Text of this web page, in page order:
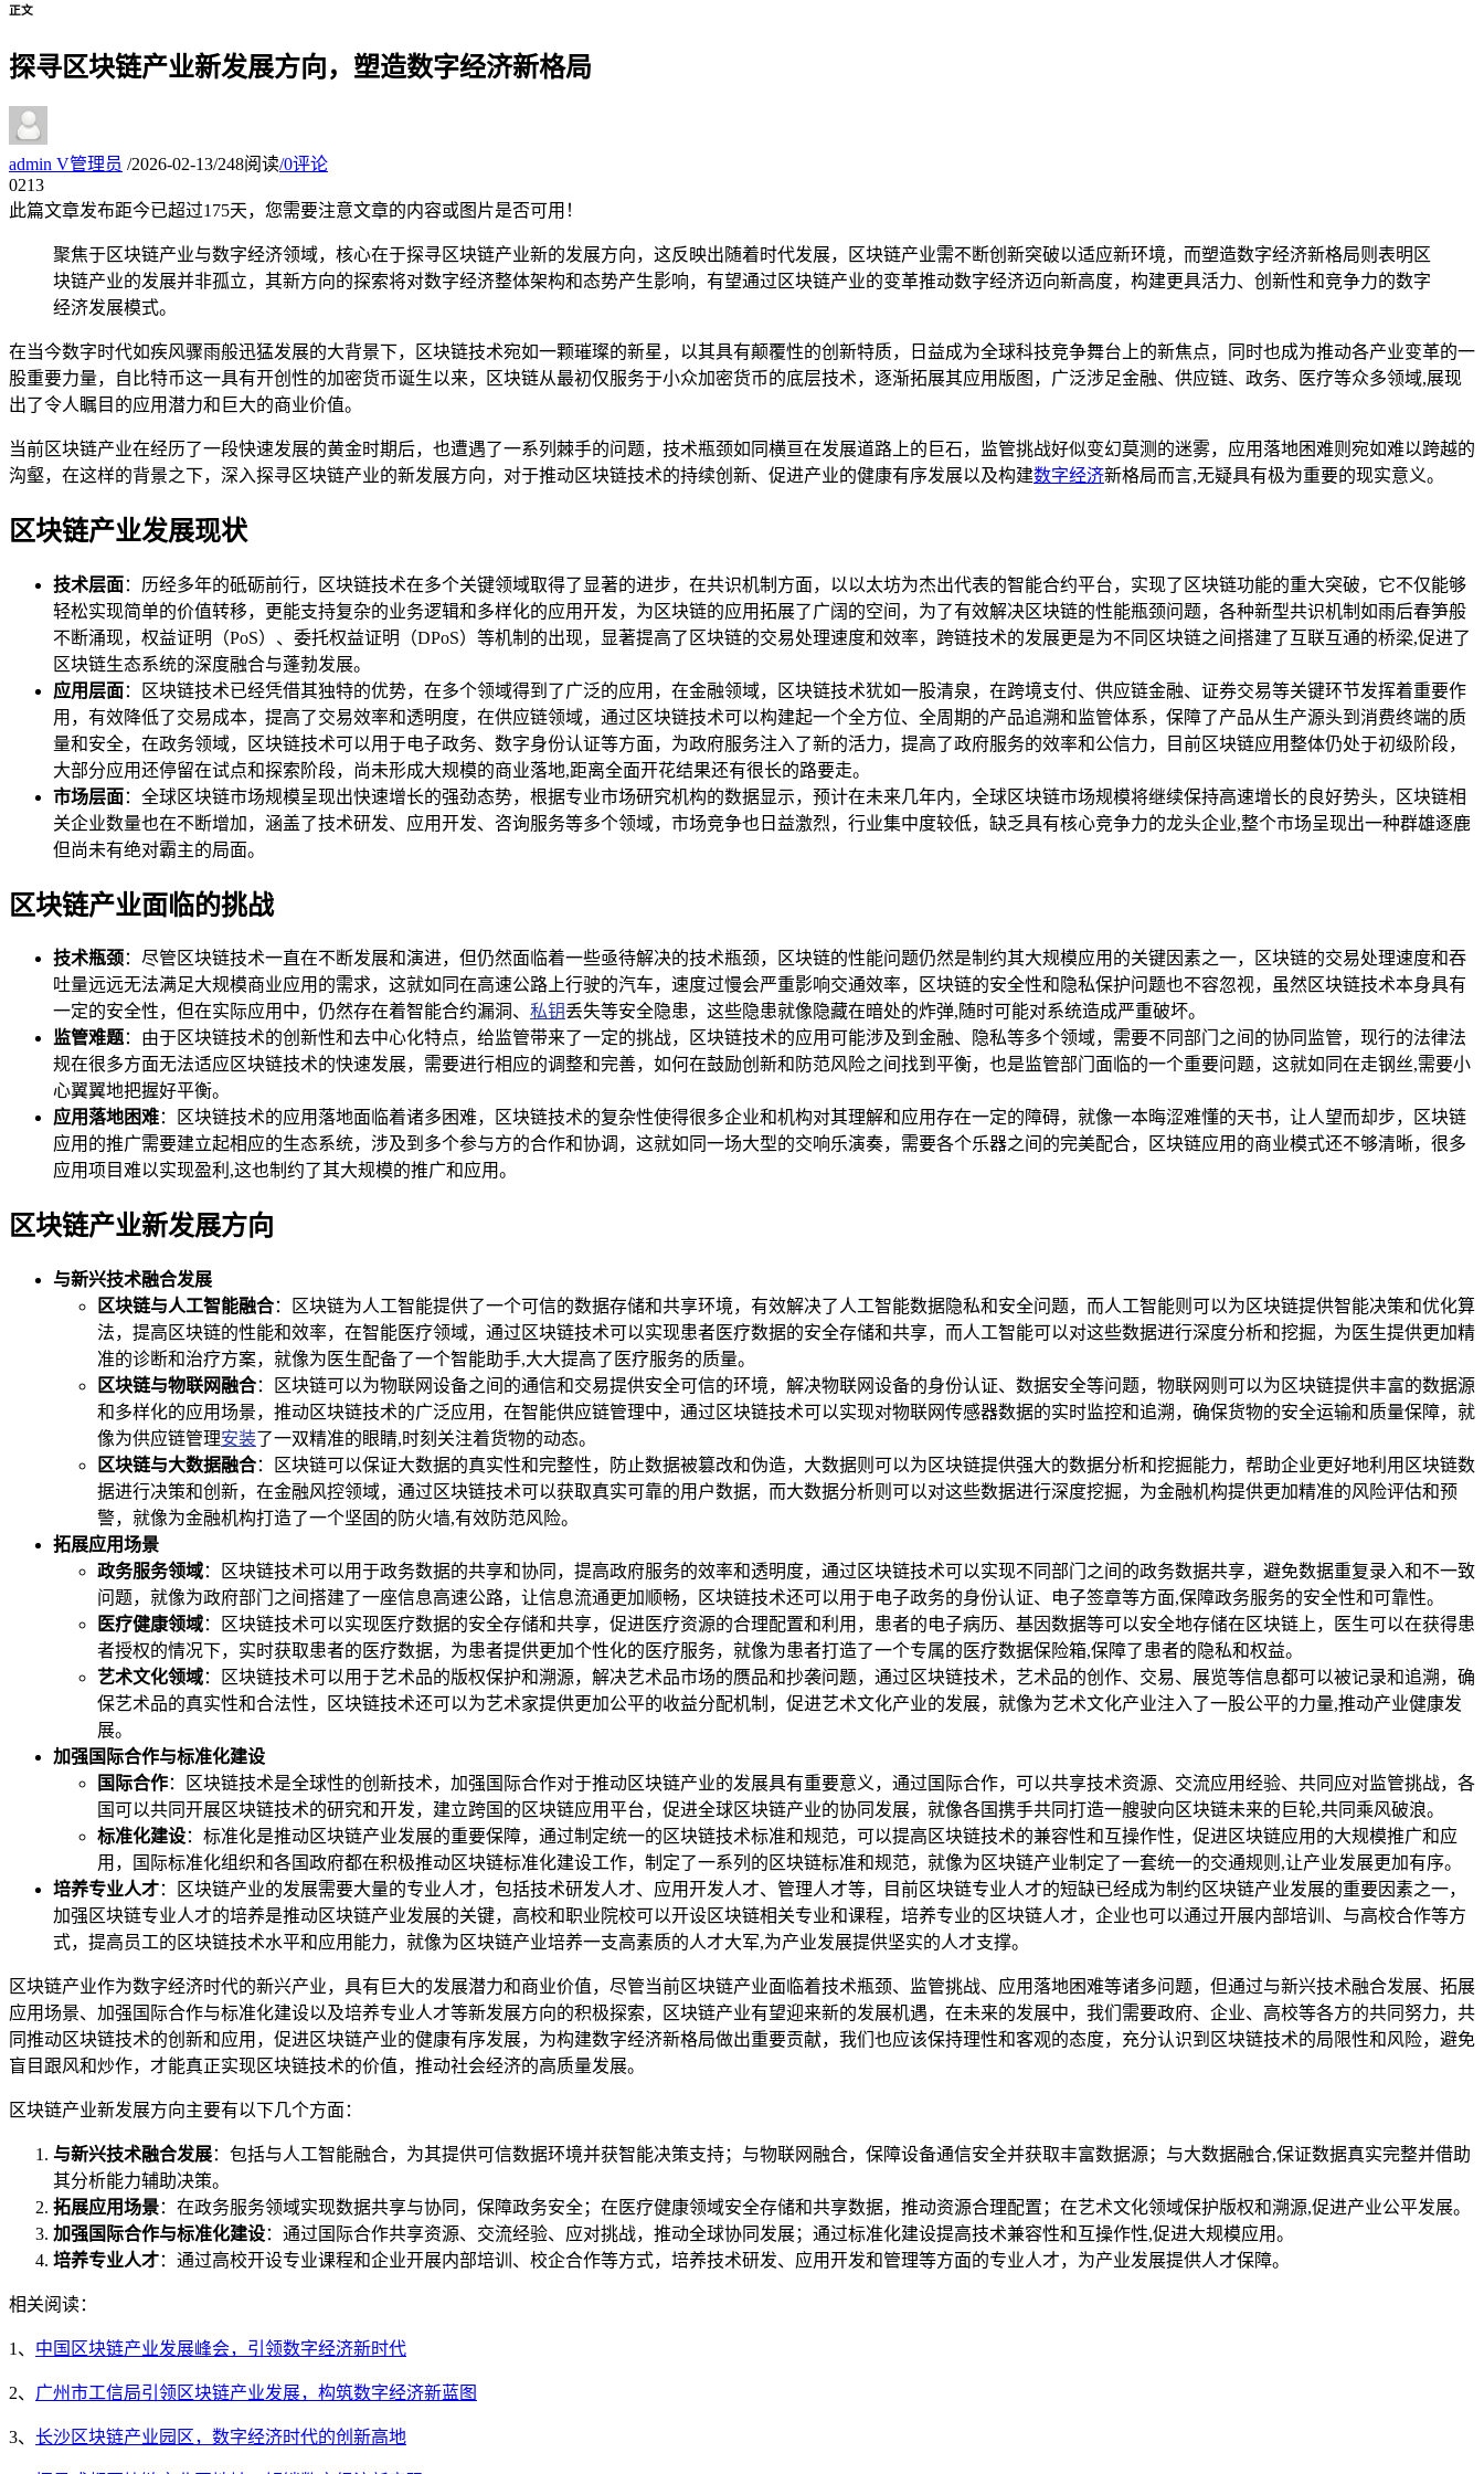
正文
探寻区块链产业新发展方向，塑造数字经济新格局
admin V管理员 /2026-02-13/248阅读/0评论
0213
此篇文章发布距今已超过175天，您需要注意文章的内容或图片是否可用！
聚焦于区块链产业与数字经济领域，核心在于探寻区块链产业新的发展方向，这反映出随着时代发展，区块链产业需不断创新突破以适应新环境，而塑造数字经济新格局则表明区
块链产业的发展并非孤立，其新方向的探索将对数字经济整体架构和态势产生影响，有望通过区块链产业的变革推动数字经济迈向新高度，构建更具活力、创新性和竞争力的数字
经济发展模式。
在当今数字时代如疾风骤雨般迅猛发展的大背景下，区块链技术宛如一颗璀璨的新星，以其具有颠覆性的创新特质，日益成为全球科技竞争舞台上的新焦点，同时也成为推动各产业变革的一
股重要力量，自比特币这一具有开创性的加密货币诞生以来，区块链从最初仅服务于小众加密货币的底层技术，逐渐拓展其应用版图，广泛涉足金融、供应链、政务、医疗等众多领域,展现
出了令人瞩目的应用潜力和巨大的商业价值。
当前区块链产业在经历了一段快速发展的黄金时期后，也遭遇了一系列棘手的问题，技术瓶颈如同横亘在发展道路上的巨石，监管挑战好似变幻莫测的迷雾，应用落地困难则宛如难以跨越的
沟壑，在这样的背景之下，深入探寻区块链产业的新发展方向，对于推动区块链技术的持续创新、促进产业的健康有序发展以及构建数字经济新格局而言,无疑具有极为重要的现实意义。
区块链产业发展现状
技术层面：历经多年的砥砺前行，区块链技术在多个关键领域取得了显著的进步，在共识机制方面，以以太坊为杰出代表的智能合约平台，实现了区块链功能的重大突破，它不仅能够
轻松实现简单的价值转移，更能支持复杂的业务逻辑和多样化的应用开发，为区块链的应用拓展了广阔的空间，为了有效解决区块链的性能瓶颈问题，各种新型共识机制如雨后春笋般
不断涌现，权益证明（PoS）、委托权益证明（DPoS）等机制的出现，显著提高了区块链的交易处理速度和效率，跨链技术的发展更是为不同区块链之间搭建了互联互通的桥梁,促进了
区块链生态系统的深度融合与蓬勃发展。
应用层面：区块链技术已经凭借其独特的优势，在多个领域得到了广泛的应用，在金融领域，区块链技术犹如一股清泉，在跨境支付、供应链金融、证券交易等关键环节发挥着重要作
用，有效降低了交易成本，提高了交易效率和透明度，在供应链领域，通过区块链技术可以构建起一个全方位、全周期的产品追溯和监管体系，保障了产品从生产源头到消费终端的质
量和安全，在政务领域，区块链技术可以用于电子政务、数字身份认证等方面，为政府服务注入了新的活力，提高了政府服务的效率和公信力，目前区块链应用整体仍处于初级阶段，
大部分应用还停留在试点和探索阶段，尚未形成大规模的商业落地,距离全面开花结果还有很长的路要走。
市场层面：全球区块链市场规模呈现出快速增长的强劲态势，根据专业市场研究机构的数据显示，预计在未来几年内，全球区块链市场规模将继续保持高速增长的良好势头，区块链相
关企业数量也在不断增加，涵盖了技术研发、应用开发、咨询服务等多个领域，市场竞争也日益激烈，行业集中度较低，缺乏具有核心竞争力的龙头企业,整个市场呈现出一种群雄逐鹿
但尚未有绝对霸主的局面。
区块链产业面临的挑战
技术瓶颈：尽管区块链技术一直在不断发展和演进，但仍然面临着一些亟待解决的技术瓶颈，区块链的性能问题仍然是制约其大规模应用的关键因素之一，区块链的交易处理速度和吞
吐量远远无法满足大规模商业应用的需求，这就如同在高速公路上行驶的汽车，速度过慢会严重影响交通效率，区块链的安全性和隐私保护问题也不容忽视，虽然区块链技术本身具有
一定的安全性，但在实际应用中，仍然存在着智能合约漏洞、 私钥丢失等安全隐患，这些隐患就像隐藏在暗处的炸弹,随时可能对系统造成严重破坏。
监管难题：由于区块链技术的创新性和去中心化特点，给监管带来了一定的挑战，区块链技术的应用可能涉及到金融、隐私等多个领域，需要不同部门之间的协同监管，现行的法律法
规在很多方面无法适应区块链技术的快速发展，需要进行相应的调整和完善，如何在鼓励创新和防范风险之间找到平衡，也是监管部门面临的一个重要问题，这就如同在走钢丝,需要小
心翼翼地把握好平衡。
应用落地困难：区块链技术的应用落地面临着诸多困难，区块链技术的复杂性使得很多企业和机构对其理解和应用存在一定的障碍，就像一本晦涩难懂的天书，让人望而却步，区块链
应用的推广需要建立起相应的生态系统，涉及到多个参与方的合作和协调，这就如同一场大型的交响乐演奏，需要各个乐器之间的完美配合，区块链应用的商业模式还不够清晰，很多
应用项目难以实现盈利,这也制约了其大规模的推广和应用。
区块链产业新发展方向
与新兴技术融合发展
区块链与人工智能融合：区块链为人工智能提供了一个可信的数据存储和共享环境，有效解决了人工智能数据隐私和安全问题，而人工智能则可以为区块链提供智能决策和优化算
法，提高区块链的性能和效率，在智能医疗领域，通过区块链技术可以实现患者医疗数据的安全存储和共享，而人工智能可以对这些数据进行深度分析和挖掘，为医生提供更加精
准的诊断和治疗方案，就像为医生配备了一个智能助手,大大提高了医疗服务的质量。
区块链与物联网融合：区块链可以为物联网设备之间的通信和交易提供安全可信的环境，解决物联网设备的身份认证、数据安全等问题，物联网则可以为区块链提供丰富的数据源
和多样化的应用场景，推动区块链技术的广泛应用，在智能供应链管理中，通过区块链技术可以实现对物联网传感器数据的实时监控和追溯，确保货物的安全运输和质量保障，就
像为供应链管理安装了一双精准的眼睛,时刻关注着货物的动态。
区块链与大数据融合：区块链可以保证大数据的真实性和完整性，防止数据被篡改和伪造，大数据则可以为区块链提供强大的数据分析和挖掘能力，帮助企业更好地利用区块链数
据进行决策和创新，在金融风控领域，通过区块链技术可以获取真实可靠的用户数据，而大数据分析则可以对这些数据进行深度挖掘，为金融机构提供更加精准的风险评估和预
警，就像为金融机构打造了一个坚固的防火墙,有效防范风险。
拓展应用场景
政务服务领域：区块链技术可以用于政务数据的共享和协同，提高政府服务的效率和透明度，通过区块链技术可以实现不同部门之间的政务数据共享，避免数据重复录入和不一致
问题，就像为政府部门之间搭建了一座信息高速公路，让信息流通更加顺畅，区块链技术还可以用于电子政务的身份认证、电子签章等方面,保障政务服务的安全性和可靠性。
医疗健康领域：区块链技术可以实现医疗数据的安全存储和共享，促进医疗资源的合理配置和利用，患者的电子病历、基因数据等可以安全地存储在区块链上，医生可以在获得患
者授权的情况下，实时获取患者的医疗数据，为患者提供更加个性化的医疗服务，就像为患者打造了一个专属的医疗数据保险箱,保障了患者的隐私和权益。
艺术文化领域：区块链技术可以用于艺术品的版权保护和溯源，解决艺术品市场的赝品和抄袭问题，通过区块链技术，艺术品的创作、交易、展览等信息都可以被记录和追溯，确
保艺术品的真实性和合法性，区块链技术还可以为艺术家提供更加公平的收益分配机制，促进艺术文化产业的发展，就像为艺术文化产业注入了一股公平的力量,推动产业健康发
展。
加强国际合作与标准化建设
国际合作：区块链技术是全球性的创新技术，加强国际合作对于推动区块链产业的发展具有重要意义，通过国际合作，可以共享技术资源、交流应用经验、共同应对监管挑战，各
国可以共同开展区块链技术的研究和开发，建立跨国的区块链应用平台，促进全球区块链产业的协同发展，就像各国携手共同打造一艘驶向区块链未来的巨轮,共同乘风破浪。
标准化建设：标准化是推动区块链产业发展的重要保障，通过制定统一的区块链技术标准和规范，可以提高区块链技术的兼容性和互操作性，促进区块链应用的大规模推广和应
用，国际标准化组织和各国政府都在积极推动区块链标准化建设工作，制定了一系列的区块链标准和规范，就像为区块链产业制定了一套统一的交通规则,让产业发展更加有序。
培养专业人才：区块链产业的发展需要大量的专业人才，包括技术研发人才、应用开发人才、管理人才等，目前区块链专业人才的短缺已经成为制约区块链产业发展的重要因素之一，
加强区块链专业人才的培养是推动区块链产业发展的关键，高校和职业院校可以开设区块链相关专业和课程，培养专业的区块链人才，企业也可以通过开展内部培训、与高校合作等方
式，提高员工的区块链技术水平和应用能力，就像为区块链产业培养一支高素质的人才大军,为产业发展提供坚实的人才支撑。
区块链产业作为数字经济时代的新兴产业，具有巨大的发展潜力和商业价值，尽管当前区块链产业面临着技术瓶颈、监管挑战、应用落地困难等诸多问题，但通过与新兴技术融合发展、拓展
应用场景、加强国际合作与标准化建设以及培养专业人才等新发展方向的积极探索，区块链产业有望迎来新的发展机遇，在未来的发展中，我们需要政府、企业、高校等各方的共同努力，共
同推动区块链技术的创新和应用，促进区块链产业的健康有序发展，为构建数字经济新格局做出重要贡献，我们也应该保持理性和客观的态度，充分认识到区块链技术的局限性和风险，避免
盲目跟风和炒作，才能真正实现区块链技术的价值，推动社会经济的高质量发展。
区块链产业新发展方向主要有以下几个方面：
与新兴技术融合发展：包括与人工智能融合，为其提供可信数据环境并获智能决策支持；与物联网融合，保障设备通信安全并获取丰富数据源；与大数据融合,保证数据真实完整并借助
其分析能力辅助决策。
拓展应用场景：在政务服务领域实现数据共享与协同，保障政务安全；在医疗健康领域安全存储和共享数据，推动资源合理配置；在艺术文化领域保护版权和溯源,促进产业公平发展。
加强国际合作与标准化建设：通过国际合作共享资源、交流经验、应对挑战，推动全球协同发展；通过标准化建设提高技术兼容性和互操作性,促进大规模应用。
培养专业人才：通过高校开设专业课程和企业开展内部培训、校企合作等方式，培养技术研发、应用开发和管理等方面的专业人才，为产业发展提供人才保障。
相关阅读：
1、 中国区块链产业发展峰会，引领数字经济新时代
2、 广州市工信局引领区块链产业发展，构筑数字经济新蓝图
3、 长沙区块链产业园区，数字经济时代的创新高地